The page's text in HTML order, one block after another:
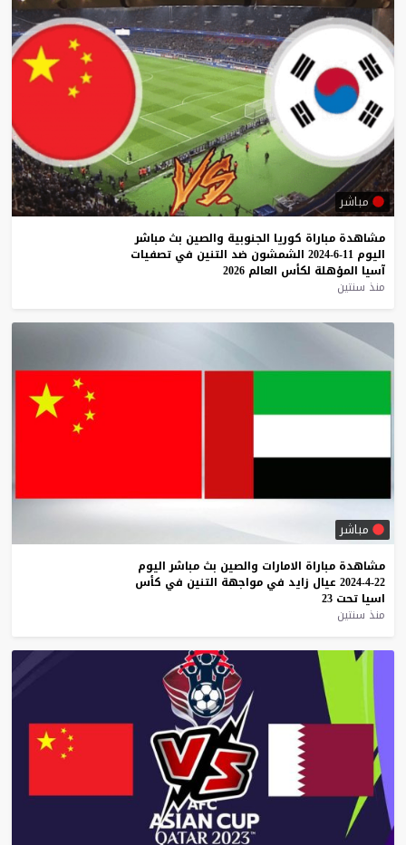
مباشر
مشاهدة مباراة كوريا الجنوبية والصين بث مباشر
اليوم 11-6-2024 الشمشون ضد التنين في تصفيات
آسيا المؤهلة لكأس العالم 2026
منذ سنتين
مباشر
مشاهدة مباراة الامارات والصين بث مباشر اليوم
22-4-2024
عيال زايد في مواجهة التنين في كأس
اسيا تحت 23
منذ سنتين